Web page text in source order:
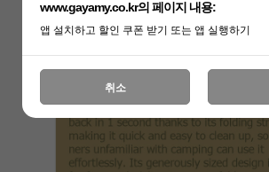
www.gayamy.co.kr의 페이지 내용:
앱 설치하고 할인 쿠폰 받기 또는 앱 실행하기
취소